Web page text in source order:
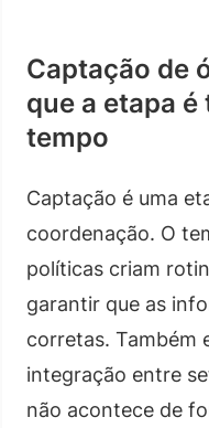
Captação de
que a etapa
tempo
Captação é uma
coordenação. O
políticas criam
garantir que as
corretas. Também
integração entre
não acontece de